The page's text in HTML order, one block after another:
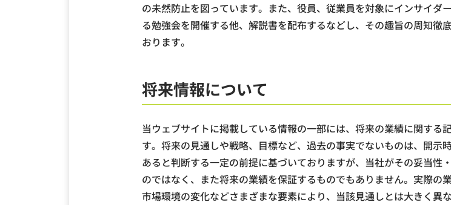
の未然防止を図っています。また、役員、従業員を対象にインサイダ
る勉強会を開催する他、解説書を配布するなどし、その趣旨の周知徹
おります。
将来情報について
当ウェブサイトに掲載している情報の一部には、将来の業績に関する
す。将来の見通しや戦略、目標など、過去の事実でないものは、開示
あると判断する一定の前提に基づいておりますが、当社がその妥当性
のではなく、また将来の業績を保証するものでもありません。実際の
市場環境の変化などさまざまな要素により、当該見通しとは大きく異